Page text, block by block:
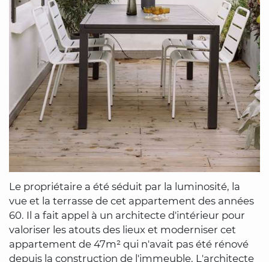
Le propriétaire a été séduit par la luminosité, la
vue et la terrasse de cet appartement des années
60. Il a fait appel à un architecte d'intérieur pour
valoriser les atouts des lieux et moderniser cet
appartement de 47m² qui n'avait pas été rénové
depuis la construction de l'immeuble. L'architecte